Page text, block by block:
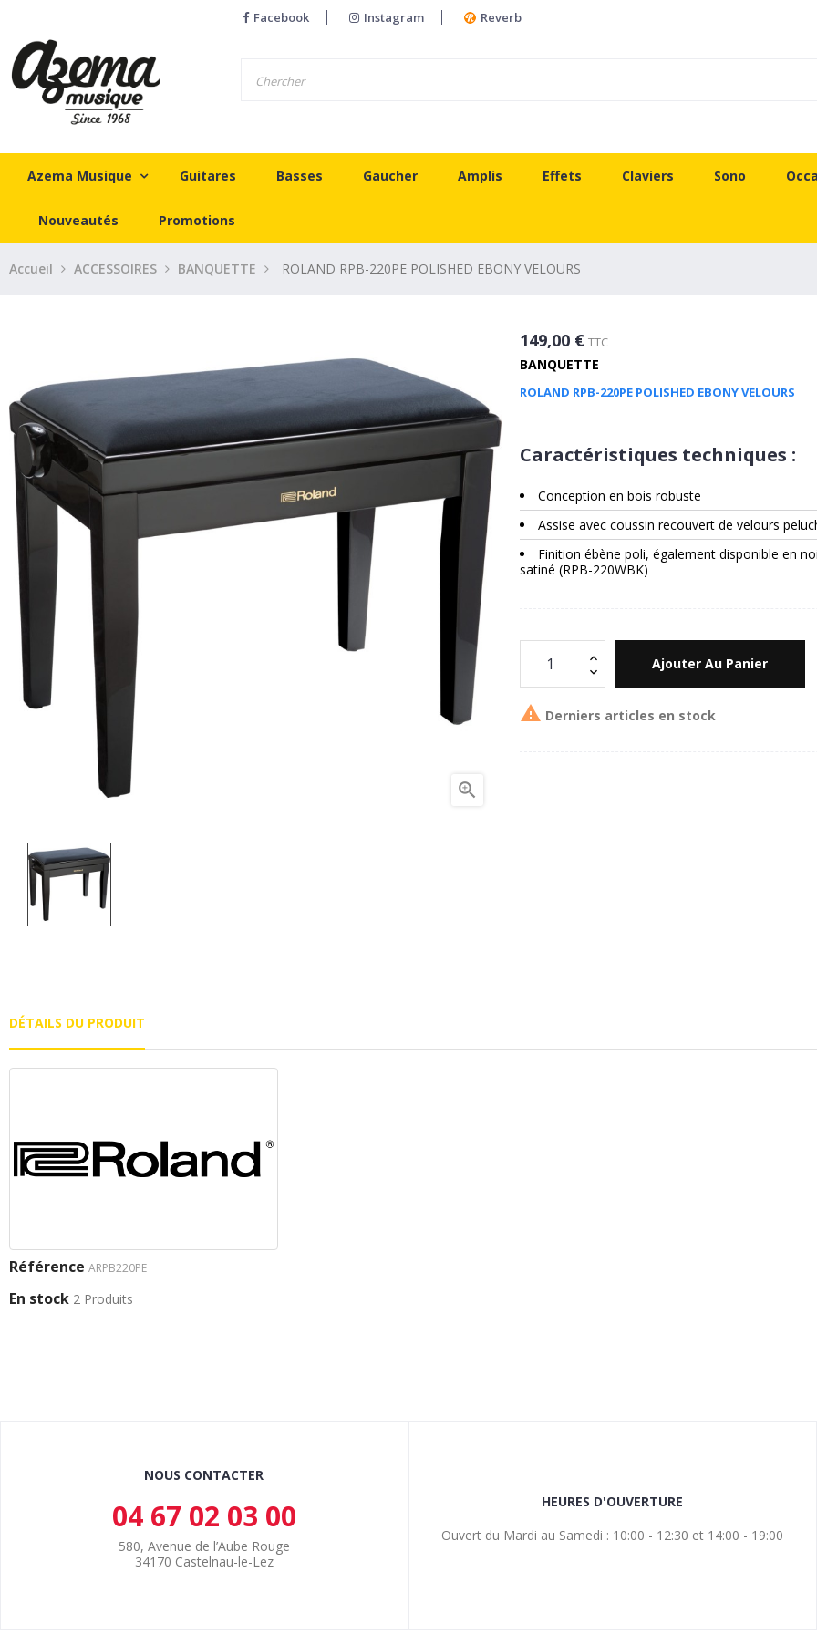
Facebook Instagram Reverb
Azema Musique Guitares Basses Gaucher Amplis Effets Claviers Sono
Nouveautés Promotions
Accueil ACCESSOIRES BANQUETTE ROLAND RPB-220PE POLISHED EBONY VELOURS

149,00 € TTC
BANQUETTE
ROLAND RPB-220PE POLISHED EBONY VELOURS
Caractéristiques techniques :
Conception en bois robuste
Assise avec coussin recouvert de velours
Finition ébène poli, également disponible en
satiné (RPB-220WBK)
Ajouter Au Panier
 Derniers articles en stock
DÉTAILS DU PRODUIT
Référence ARPB220PE
En stock 2 Produits
NOUS CONTACTER
04 67 02 03 00
580, Avenue de l’Aube Rouge
34170 Castelnau-le-Lez
HEURES D'OUVERTURE
Ouvert du Mardi au Samedi : 10:00 - 12:30 et 14:00 - 19:00